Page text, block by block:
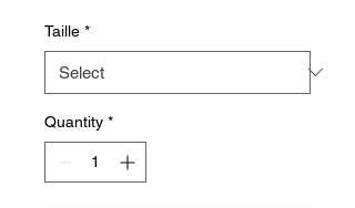
Taille *
Quantity *